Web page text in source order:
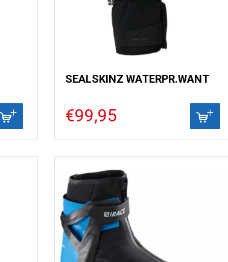
SEALSKINZ WATERPR.WANT
€99,95